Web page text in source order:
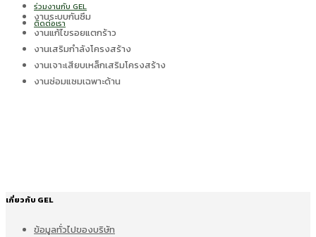
ร่วมงานกับ GEL
ติดต่อเรา
งานระบบกันซึม
งานแก้ไขรอยแตกร้าว
งานเสริมกำลังโครงสร้าง
งานเจาะเสียบเหล็กเสริมโครงสร้าง
งานซ่อมแซมเฉพาะด้าน
เกี่ยวกับ GEL
ข้อมูลทั่วไปของบริษัท